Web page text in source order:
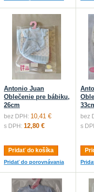
Antonio Juan
Oblečenie pre bábiku,
26cm
bez DPH: 10,41 €
s DPH: 12,80 €
Pridať do košíka
Pridať do porovnávania
bez
s